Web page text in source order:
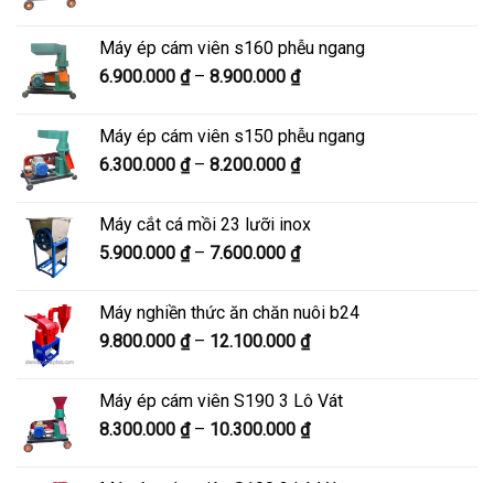
8.500.000 ₫
Máy ép cám viên s160 phễu ngang
6.900.000 ₫ – 8.900.000 ₫Khoảng
từ
6.900.000 ₫
đến
Máy ép cám viên s150 phễu ngang
6.300.000 ₫ – 8.200.000 ₫Khoảng
6.300.000 ₫
đến
Máy cắt cá mồi 23 lưỡi inox
5.900.000 ₫ – 7.600.000 ₫Khoảng
5.900.000 ₫
đến
Máy nghiền thức ăn chăn nuôi b24
9.800.000 ₫ – 12.100.000 ₫Khoảng
9.800.000 ₫
đến
Máy ép cám viên S190 3 Lô Vát
8.300.000 ₫ – 10.300.000 ₫Khoảng